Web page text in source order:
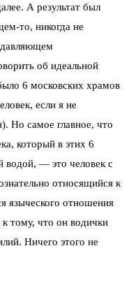
А результат был
то, никогда не
об идеальной
6 московских храмов
если я не
Но самое главное, что
который в этих 6
водой, — это человек с
относящийся к
языческого отношения
тому, что он водички
Ничего этого не